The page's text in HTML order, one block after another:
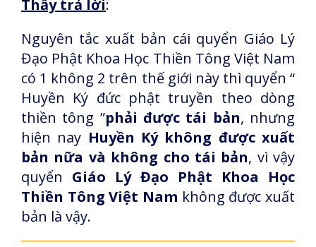
Thầy trả lời:
Nguyên tắc xuất bản cái quyển Giáo Lý
Đạo Phật Khoa Học Thiền Tông Việt Nam
có 1 không 2 trên thế giới này thì quyển “
Huyền Ký đức phật truyền theo dòng
thiền tông ”phải được tái bản, nhưng
hiện nay Huyền Ký không được xuất
bản nữa và không cho tái bản, vì vậy
quyển Giáo Lý Đạo Phật Khoa Học
Thiền Tông Việt Nam không được xuất
bản là vậy.